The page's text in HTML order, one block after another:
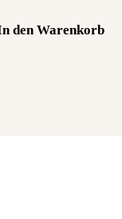
den Warenkorb